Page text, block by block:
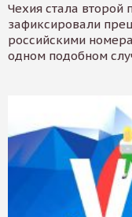
Чехия стала второй
зафиксировали
российскими
одном подобном